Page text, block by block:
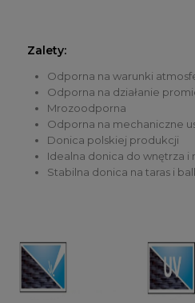
Zalety:
Odporna na warunki
Odporna na działanie
Mrozoodporna
Odporna na mechaniczne
Donica polskiej produkcji
Idealna donica do wnętrza i
Stabilna donica na taras i